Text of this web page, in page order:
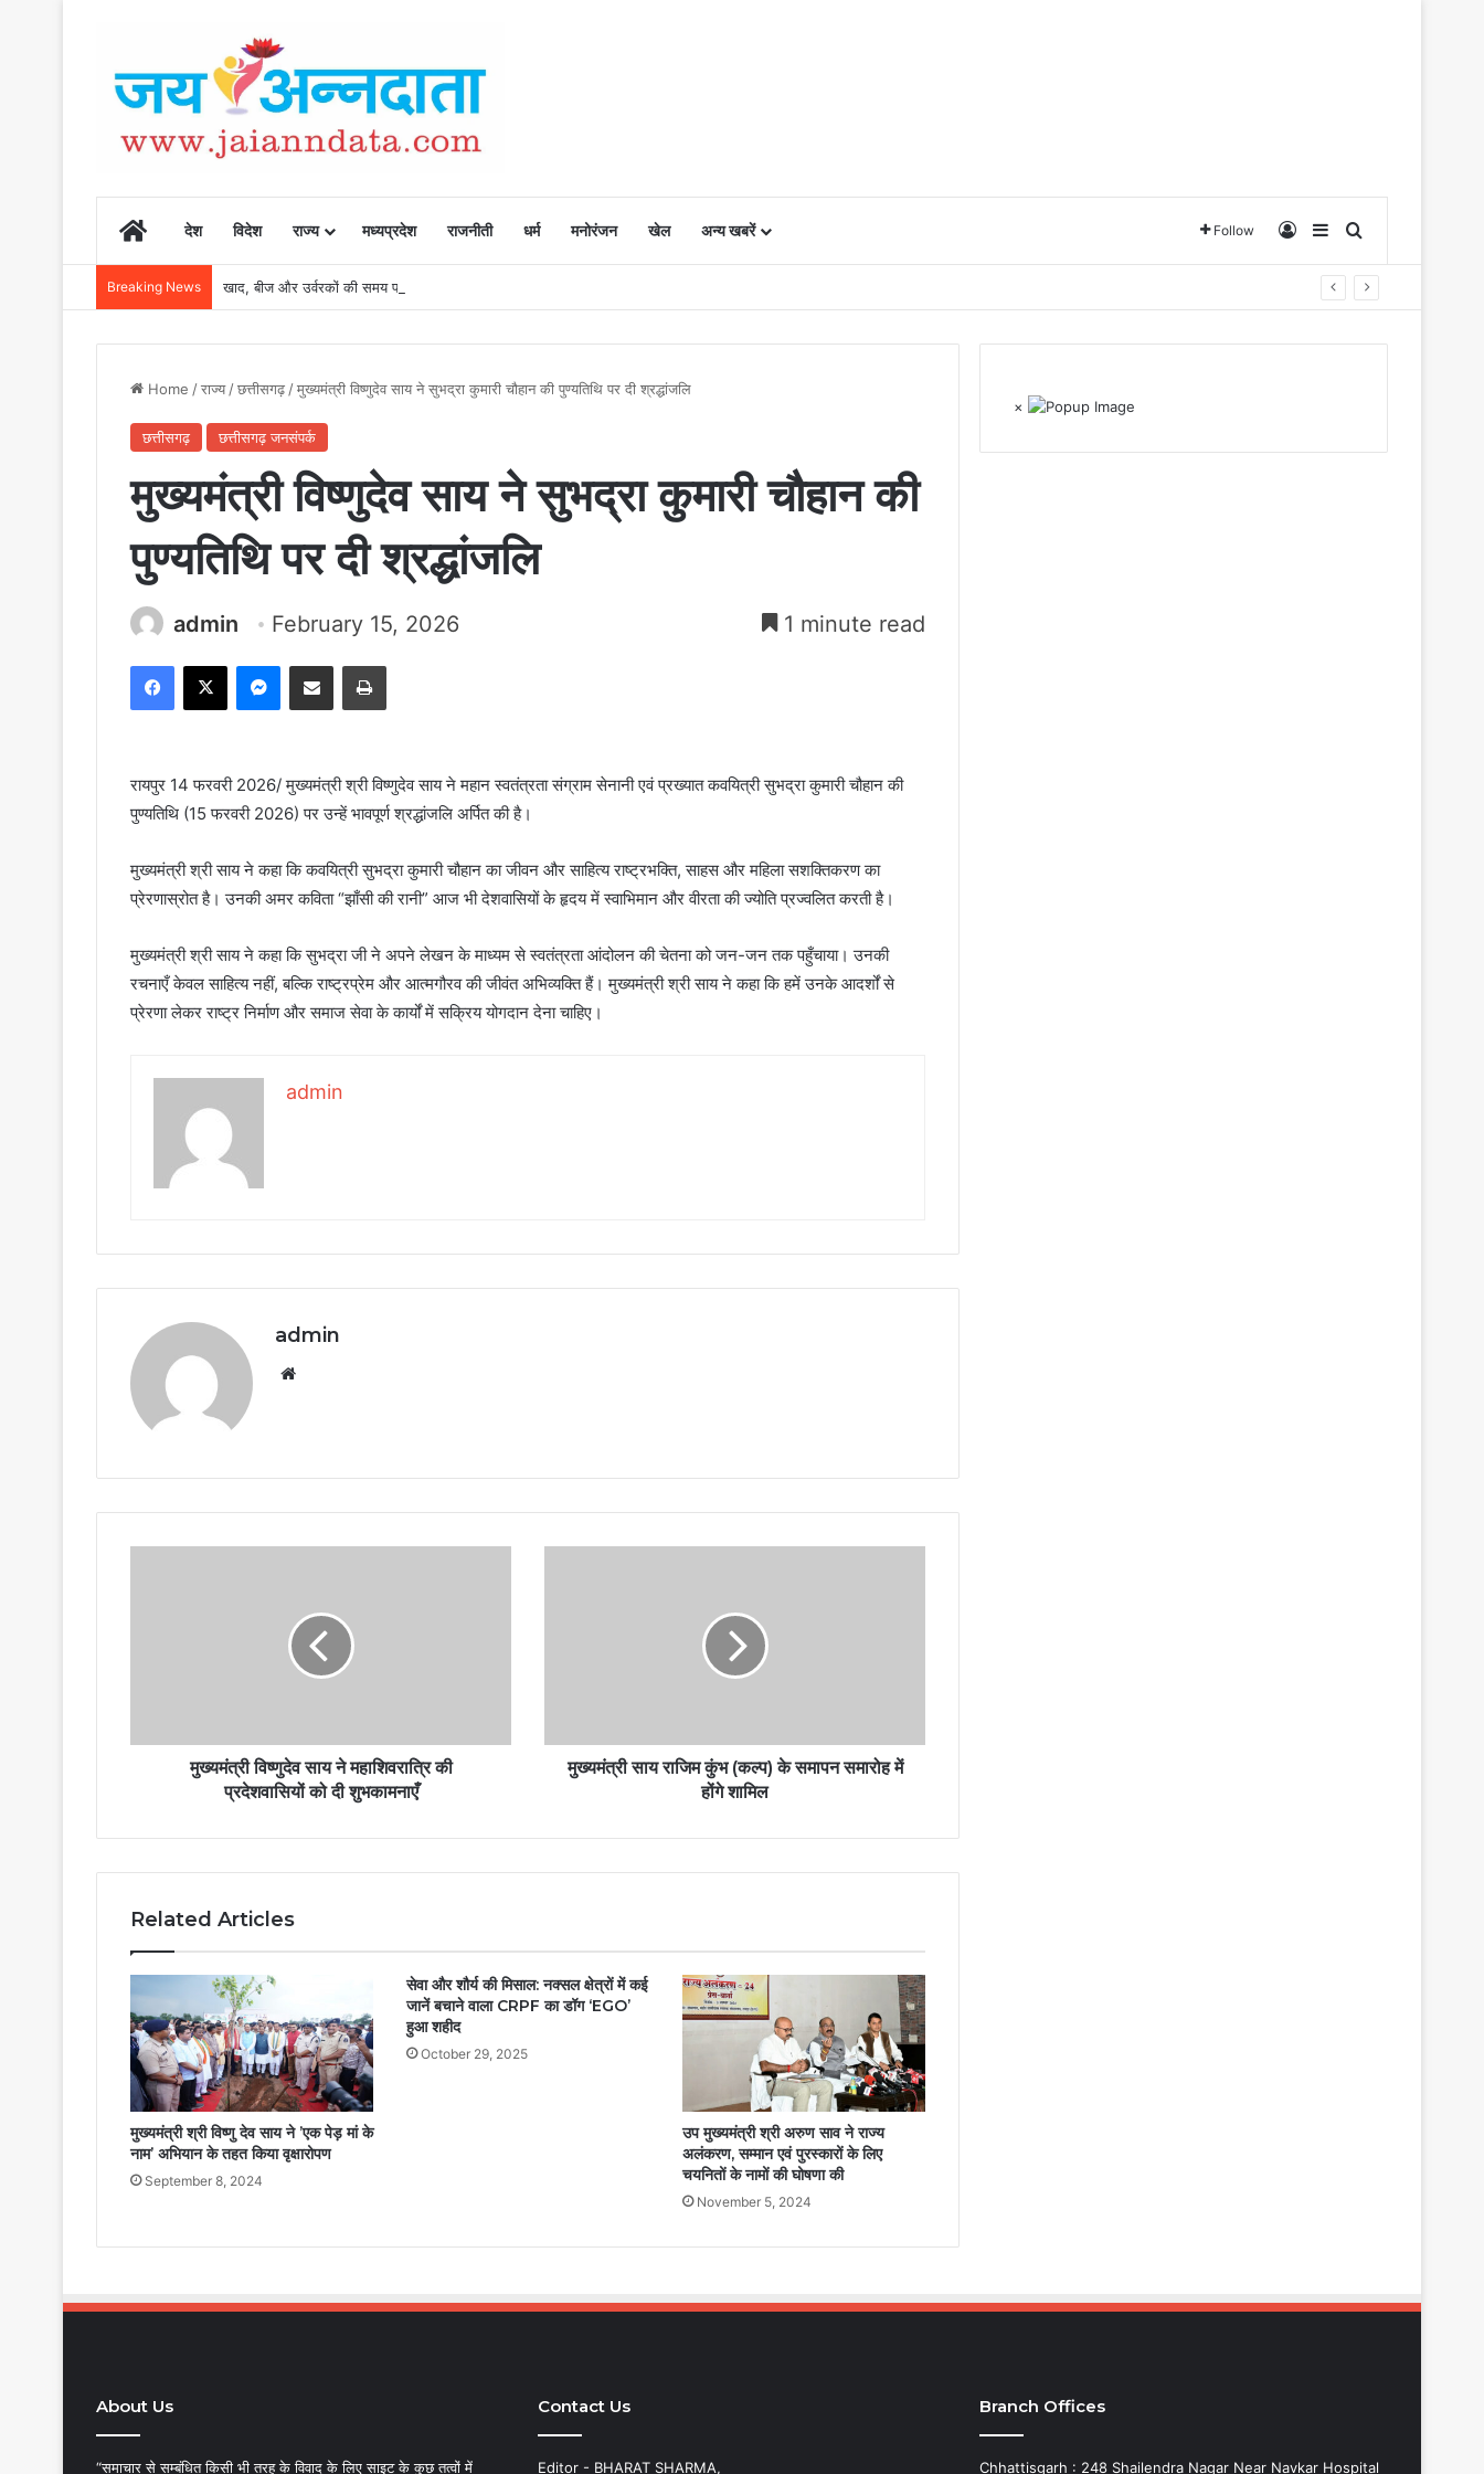
Homeदेश विदेश राज्य मध्यप्रदेश राजनीती धर्म मनोरंजन खेल अन्य खबरें Follow Log InSidebarSearch for
Breaking News खाद, बीज और उर्वरकों की समय पर उपलब्धता से किसानों में उत्साह, नैनो डीएपी और नैनो यूरिया बने किसानों के भरोसेमंद कृषि साथी…..
Home /राज्य/छत्तीसगढ़/मुख्यमंत्री विष्णुदेव साय ने सुभद्रा कुमारी चौहान की पुण्यतिथि पर दी श्रद्धांजलि
छत्तीसगढ़ छत्तीसगढ़ जनसंपर्क
मुख्यमंत्री विष्णुदेव साय ने सुभद्रा कुमारी चौहान की
पुण्यतिथि पर दी श्रद्धांजलि
admin February 15, 2026 1 minute read
Facebook
X Messenger
Share via Email Print
रायपुर 14 फरवरी 2026/ मुख्यमंत्री श्री विष्णुदेव साय ने महान स्वतंत्रता संग्राम सेनानी एवं प्रख्यात कवयित्री सुभद्रा कुमारी चौहान की
पुण्यतिथि (15 फरवरी 2026) पर उन्हें भावपूर्ण श्रद्धांजलि अर्पित की है।
मुख्यमंत्री श्री साय ने कहा कि कवयित्री सुभद्रा कुमारी चौहान का जीवन और साहित्य राष्ट्रभक्ति, साहस और महिला सशक्तिकरण का
प्रेरणास्रोत है। उनकी अमर कविता “झाँसी की रानी” आज भी देशवासियों के हृदय में स्वाभिमान और वीरता की ज्योति प्रज्वलित करती है।
मुख्यमंत्री श्री साय ने कहा कि सुभद्रा जी ने अपने लेखन के माध्यम से स्वतंत्रता आंदोलन की चेतना को जन-जन तक पहुँचाया। उनकी
रचनाएँ केवल साहित्य नहीं, बल्कि राष्ट्रप्रेम और आत्मगौरव की जीवंत अभिव्यक्ति हैं। मुख्यमंत्री श्री साय ने कहा कि हमें उनके आदर्शों से
प्रेरणा लेकर राष्ट्र निर्माण और समाज सेवा के कार्यों में सक्रिय योगदान देना चाहिए।
admin
admin
मुख्यमंत्री विष्णुदेव साय ने महाशिवरात्रि की
प्रदेशवासियों को दी शुभकामनाएँ
मुख्यमंत्री साय राजिम कुंभ (कल्प) के समापन समारोह में
होंगे शामिल
Related Articles
मुख्यमंत्री श्री विष्णु देव साय ने ’एक पेड़ मां के
नाम’ अभियान के तहत किया वृक्षारोपण
September 8, 2024
सेवा और शौर्य की मिसाल: नक्सल क्षेत्रों में कई
जानें बचाने वाला CRPF का डॉग ‘EGO’
हुआ शहीद
October 29, 2025
उप मुख्यमंत्री श्री अरुण साव ने राज्य
अलंकरण, सम्मान एवं पुरस्कारों के लिए
चयनितों के नामों की घोषणा की
November 5, 2024
×
About Us
“समाचार से सम्बंधित किसी भी तरह के विवाद के लिए साइट के कुछ तत्वों में
Contact Us
Editor - BHARAT SHARMA,
Branch Offices
Chhattisgarh : 248 Shailendra Nagar Near Navkar Hospital